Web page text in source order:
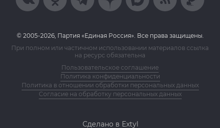
© 2005-2026, Партия «Единая Россия». Все права защищены.
При полном или частичном использовании материалов ссылка
на ресурс обязательна
Пользовательское соглашение
Политика конфиденциальности
Политика в отношении обработки персональных данных
Согласие на обработку персональных данных
Сделано в Extyl